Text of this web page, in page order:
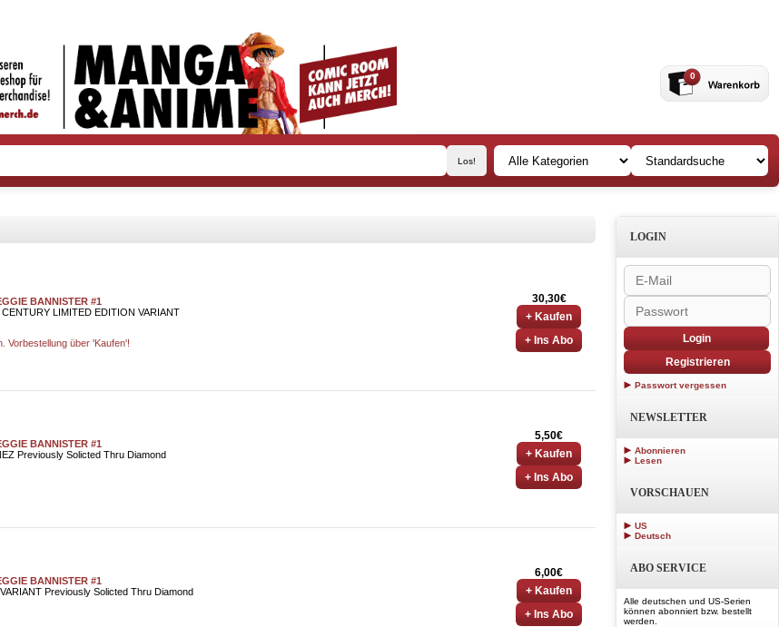
0
BANNISTER #1
LIMITED EDITION VARIANT
Vorbestellung über 'Kaufen'!
30,30€
+ Kaufen
+ Ins Abo
BANNISTER #1
Previously Solicted Thru Diamond
5,50€
+ Kaufen
+ Ins Abo
BANNISTER #1
Previously Solicted Thru Diamond
6,00€
+ Kaufen
+ Ins Abo
LOGIN
Login
Registrieren
Passwort vergessen
NEWSLETTER
Abonnieren
Lesen
VORSCHAUEN
US
Deutsch
ABO SERVICE
Alle deutschen und US-Serien
können abonniert bzw. bestellt
werden.